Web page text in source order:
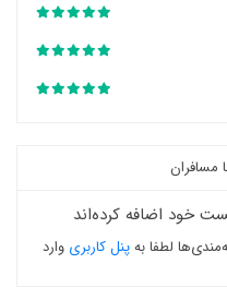
مسافران
لطفا بهپنل کاربری وارد